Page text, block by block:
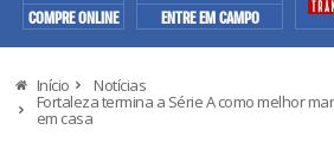
COMPRE ONLINE ENTRE EM CAMPO
Início Notícias
Fortaleza termina a Série A como melhor
em casa